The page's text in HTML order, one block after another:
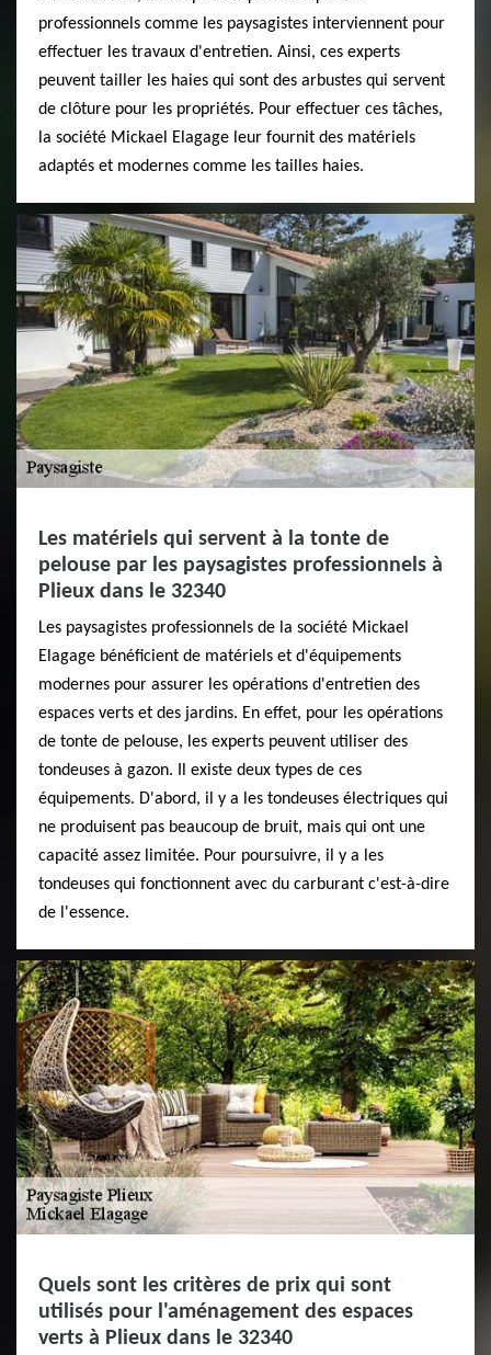
professionnels comme les paysagistes interviennent pour
effectuer les travaux d'entretien. Ainsi, ces experts
peuvent tailler les haies qui sont des arbustes qui servent
de clôture pour les propriétés. Pour effectuer ces tâches,
la société Mickael Elagage leur fournit des matériels
adaptés et modernes comme les tailles haies.
Les matériels qui servent à la tonte de
pelouse par les paysagistes professionnels à
Plieux dans le 32340
Les paysagistes professionnels de la société Mickael
Elagage bénéficient de matériels et d'équipements
modernes pour assurer les opérations d'entretien des
espaces verts et des jardins. En effet, pour les opérations
de tonte de pelouse, les experts peuvent utiliser des
tondeuses à gazon. Il existe deux types de ces
équipements. D'abord, il y a les tondeuses électriques qui
ne produisent pas beaucoup de bruit, mais qui ont une
capacité assez limitée. Pour poursuivre, il y a les
tondeuses qui fonctionnent avec du carburant c'est-à-dire
de l'essence.
Quels sont les critères de prix qui sont
utilisés pour l'aménagement des espaces
verts à Plieux dans le 32340